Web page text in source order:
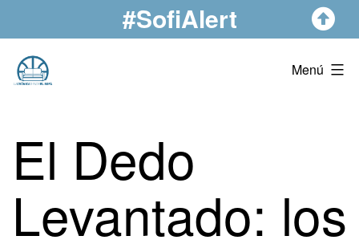
al
contenido
#SofiAlert
La
El
Sofá
Menú
El Dedo
Levantado: los